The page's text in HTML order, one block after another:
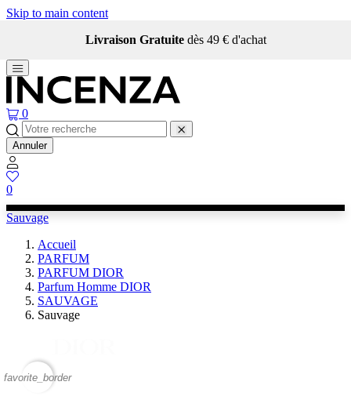
Skip to main content
Livraison Gratuite dès 49 € d'achat
0
Annuler
0
Sauvage
Accueil
PARFUM
PARFUM DIOR
Parfum Homme DIOR
SAUVAGE
Sauvage
favorite_border